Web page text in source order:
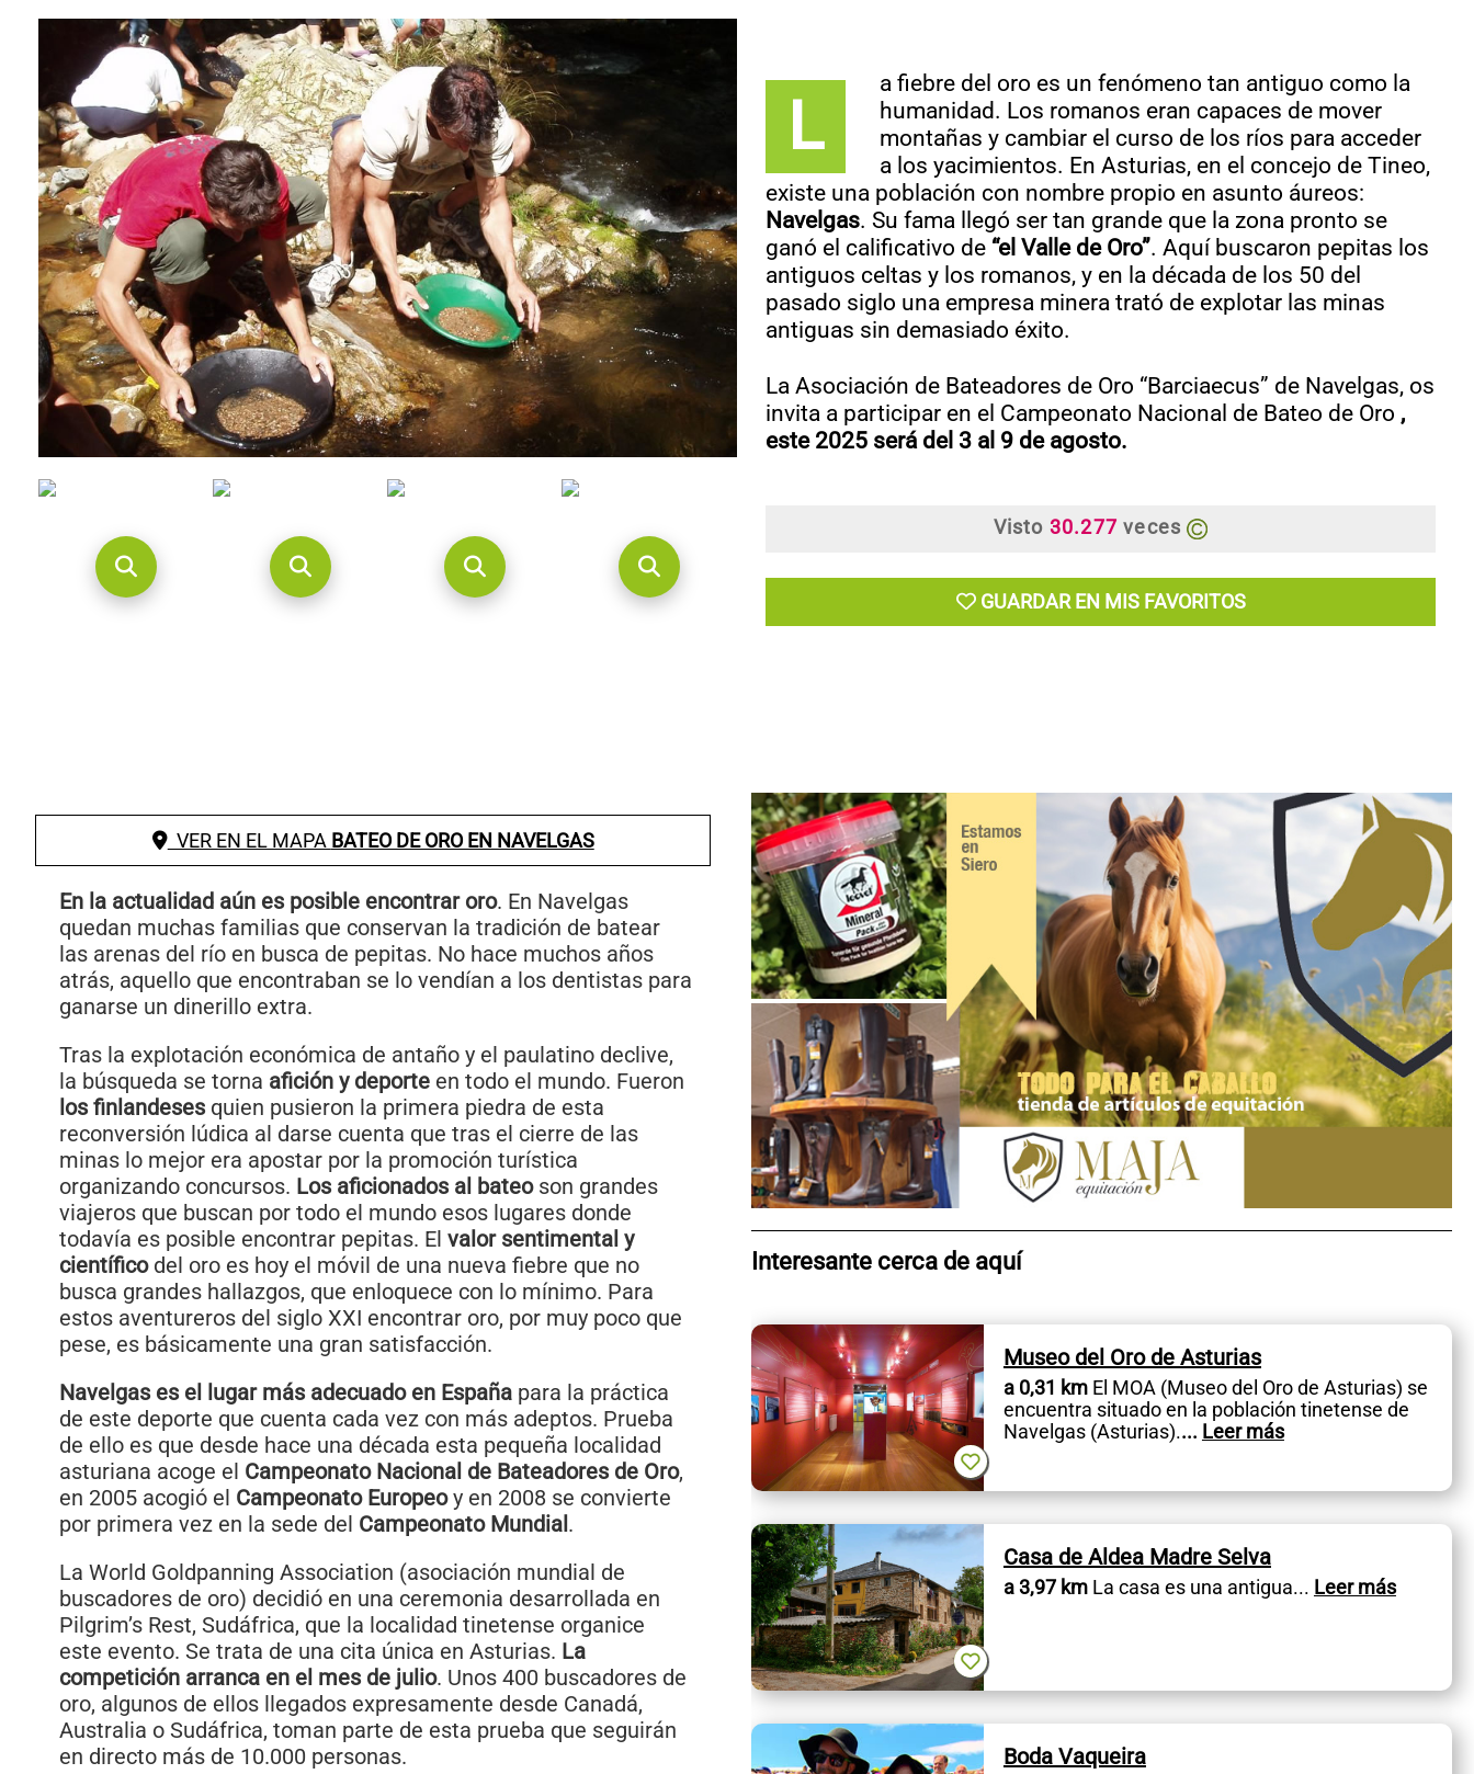
L
a fiebre del oro es un fenómeno tan antiguo como la
humanidad. Los romanos eran capaces de mover
montañas y cambiar el curso de los ríos para acceder
a los yacimientos. En Asturias, en el concejo de Tineo,
existe una población con nombre propio en asunto áureos:
Navelgas. Su fama llegó ser tan grande que la zona pronto se
ganó el calificativo de “el Valle de Oro”. Aquí buscaron pepitas los
antiguos celtas y los romanos, y en la década de los 50 del
pasado siglo una empresa minera trató de explotar las minas
antiguas sin demasiado éxito.
La Asociación de Bateadores de Oro “Barciaecus” de Navelgas, os
invita a participar en el Campeonato Nacional de Bateo de Oro ,
este 2025 será del 3 al 9 de agosto.
Visto 30.277 veces
GUARDAR EN MIS FAVORITOS
VER EN EL MAPA BATEO DE ORO EN NAVELGAS
En la actualidad aún es posible encontrar oro. En Navelgas
quedan muchas familias que conservan la tradición de batear
las arenas del río en busca de pepitas. No hace muchos años
atrás, aquello que encontraban se lo vendían a los dentistas para
ganarse un dinerillo extra.
Tras la explotación económica de antaño y el paulatino declive,
la búsqueda se torna afición y deporte en todo el mundo. Fueron
los finlandesesquien pusieron la primera piedra de esta
reconversión lúdica al darse cuenta que tras el cierre de las
minas lo mejor era apostar por la promoción turística
organizando concursos. Los aficionados al bateoson grandes
viajeros que buscan por todo el mundo esos lugares donde
todavía es posible encontrar pepitas. El valor sentimental y
científicodel oro es hoy el móvil de una nueva fiebre que no
busca grandes hallazgos, que enloquece con lo mínimo. Para
estos aventureros del siglo XXI encontrar oro, por muy poco que
pese, es básicamente una gran satisfacción.
Navelgas es el lugar más adecuado en España para la práctica
de este deporte que cuenta cada vez con más adeptos. Prueba
de ello es que desde hace una década esta pequeña localidad
asturiana acoge el Campeonato Nacional de Bateadores de Oro,
en 2005 acogió el Campeonato Europeoy en 2008 se convierte
por primera vez en la sede del Campeonato Mundial.
La World Goldpanning Association (asociación mundial de
buscadores de oro) decidió en una ceremonia desarrollada en
Pilgrim’s Rest, Sudáfrica, que la localidad tinetense organice
este evento. Se trata de una cita única en Asturias. La
competición arranca en el mes de julio. Unos 400 buscadores de
oro, algunos de ellos llegados expresamente desde Canadá,
Australia o Sudáfrica, toman parte de esta prueba que seguirán
en directo más de 10.000 personas.
Interesante cerca de aquí
Museo del Oro de Asturias
a 0,31 kmEl MOA (Museo del Oro de Asturias) se
encuentra situado en la población tinetense de
Navelgas (Asturias).... Leer más
Casa de Aldea Madre Selva
a 3,97 kmLa casa es una antigua... Leer más
Boda Vaqueira